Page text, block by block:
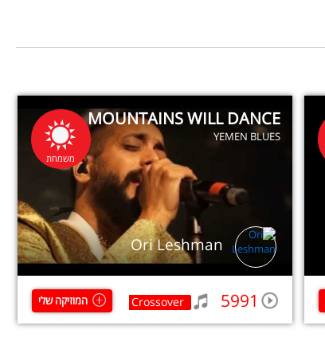
MOUNTAINS WILL DANCE
YEMEN BLUES
משמחת
Ori Leshman
5991
Crossover המוזיקה שלי